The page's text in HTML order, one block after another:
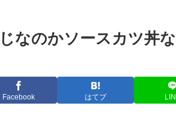
なのかソースカツ丼
Facebook はてブ